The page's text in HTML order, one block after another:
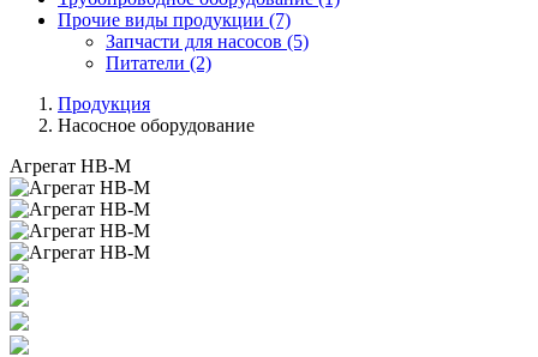
Прочие виды продукции (7)
Запчасти для насосов (5)
Питатели (2)
Продукция
Насосное оборудование
Агрегат НВ-М